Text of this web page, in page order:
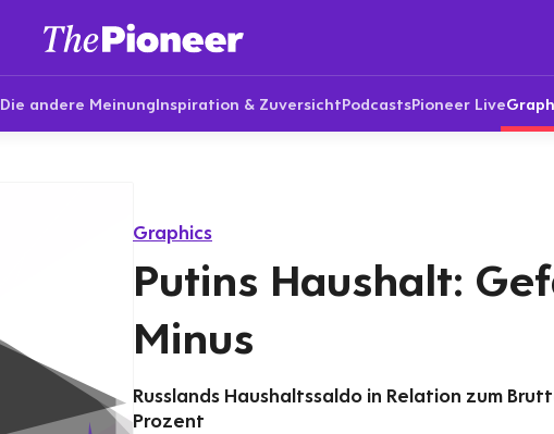
Die andere MeinungInspiration & ZuversichtPodcastsPioneer Live
Graphics
Putins Haushalt:
Minus
Russlands Haushaltssaldo in Relation zum
Prozent